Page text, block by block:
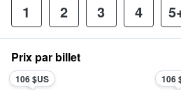
1 2 3 4
Prix par billet
106 $US 106